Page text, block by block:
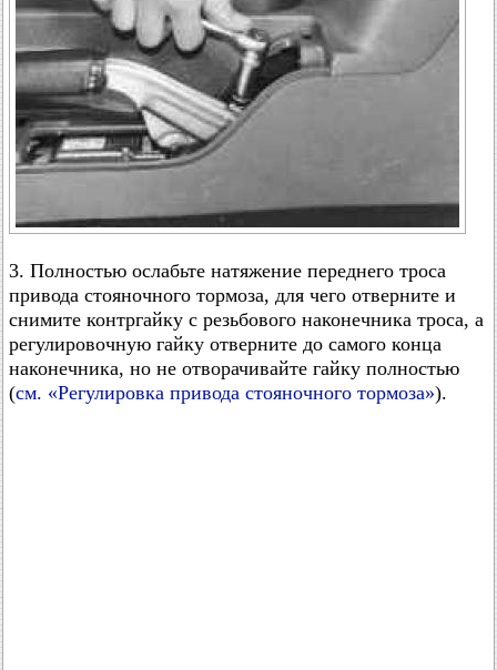
3. Полностью ослабьте натяжение переднего троса
привода стояночного тормоза, для чего отверните и
снимите контргайку с резьбового наконечника троса, а
регулировочную гайку отверните до самого конца
наконечника, но не отворачивайте гайку полностью
(см. «Регулировка привода стояночного тормоза»).